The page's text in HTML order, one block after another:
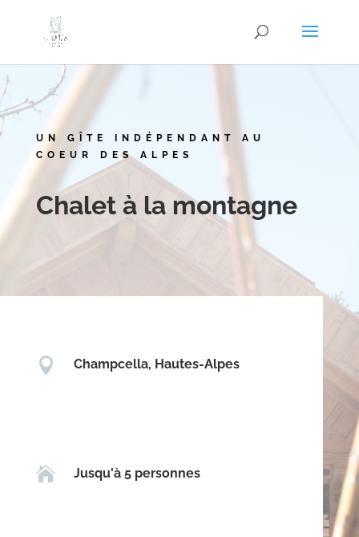
UN GÎTE INDÉPENDANT AU
COEUR DES ALPES
Chalet à la montagne
 Champcella, Hautes-Alpes
 Jusqu'à 5 personnes